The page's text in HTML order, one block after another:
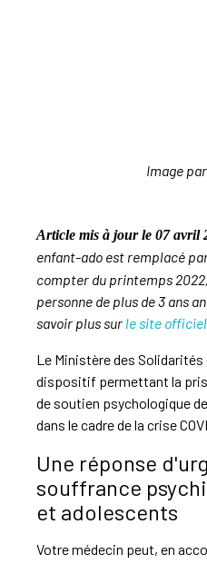
Image par
Article mis à jour le 07 avril
enfant-ado est remplacé
compter du printemps
personne de plus de 3 ans
savoir plus sur le site officiel
Le Ministère des Solidarités
dispositif permettant la
de soutien psychologique
dans le cadre de la crise
Une réponse
souffrance
et adolescents
Votre médecin peut, en